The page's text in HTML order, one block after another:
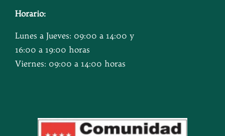
Horario:
Lunes a Jueves: 09:00 a 14:00 y
16:00 a 19:00 horas
Viernes: 09:00 a 14:00 horas